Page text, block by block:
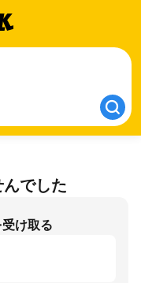
でした
け取る